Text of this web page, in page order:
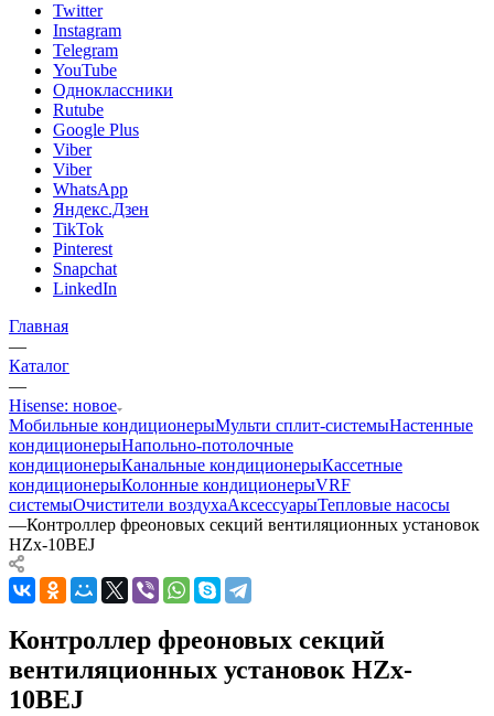
Twitter
Instagram
Telegram
YouTube
Одноклассники
Rutube
Google Plus
Viber
Viber
WhatsApp
Яндекс.Дзен
TikTok
Pinterest
Snapchat
LinkedIn
Главная
—
Каталог
—
Hisense: новое
Мобильные кондиционерыМульти сплит-системыНастенные
кондиционерыНапольно-потолочные
кондиционерыКанальные кондиционерыКассетные
кондиционерыКолонные кондиционерыVRF
системыОчистители воздухаАксессуарыТепловые насосы
—Контроллер фреоновых секций вентиляционных установок
HZx-10BEJ
Контроллер фреоновых секций
вентиляционных установок HZx-
10BEJ